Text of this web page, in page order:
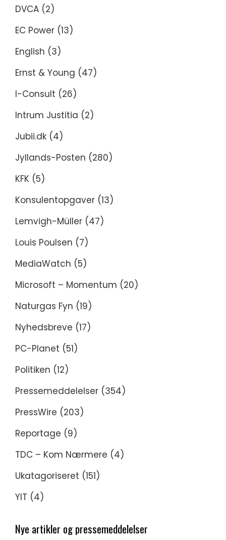
DVCA (2)
EC Power (13)
English (3)
Ernst & Young (47)
I-Consult (26)
Intrum Justitia (2)
Jubii.dk (4)
Jyllands-Posten (280)
KFK (5)
Konsulentopgaver (13)
Lemvigh-Müller (47)
Louis Poulsen (7)
MediaWatch (5)
Microsoft – Momentum (20)
Naturgas Fyn (19)
Nyhedsbreve (17)
PC-Planet (51)
Politiken (12)
Pressemeddelelser (354)
PressWire (203)
Reportage (9)
TDC – Kom Nærmere (4)
Ukatagoriseret (151)
YIT (4)
Nye artikler og pressemeddelelser